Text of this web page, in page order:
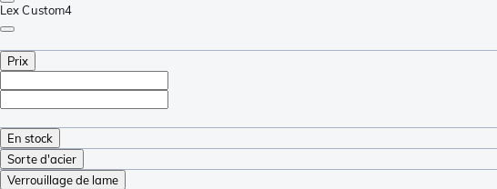
Lex Custom4
Prix
En stock
Sorte d'acier
Verrouillage de lame